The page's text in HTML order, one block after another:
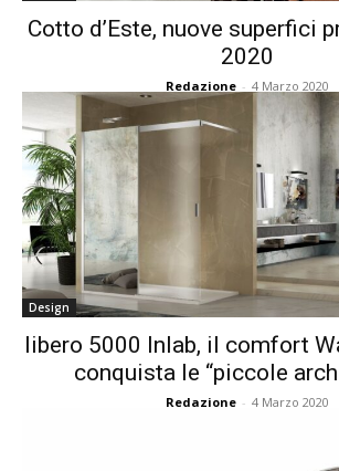
Cotto d’Este, nuove superfici
2020
Redazione - 4 Marzo 2020
Design
libero 5000 Inlab, il comfort
conquista le “piccole
Redazione - 4 Marzo 2020